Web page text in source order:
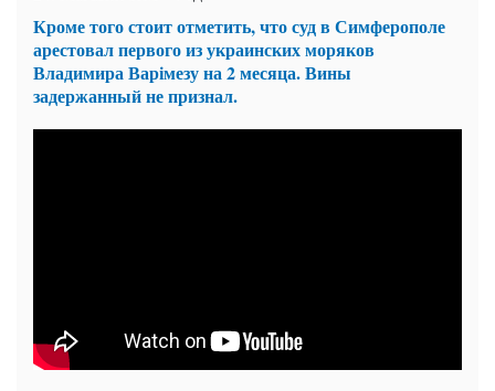
Кроме того стоит отметить, что суд в Симферополе
арестовал первого из украинских моряков
Владимира Варімезу на 2 месяца. Вины
задержанный не признал.